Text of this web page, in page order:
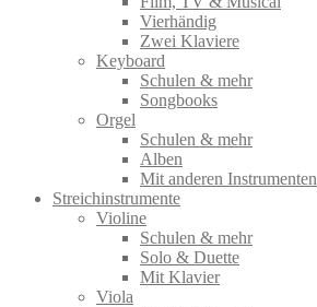
Vierhändig
Zwei Klaviere
Keyboard
Schulen & mehr
Songbooks
Orgel
Schulen & mehr
Alben
Mit anderen Instrumenten
Streichinstrumente
Violine
Schulen & mehr
Solo & Duette
Mit Klavier
Viola